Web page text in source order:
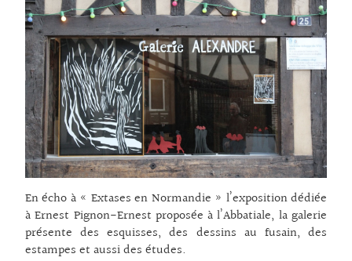
En écho à « Extases en Normandie » l’exposition dédiée
à Ernest Pignon-Ernest proposée à l’Abbatiale, la galerie
présente des esquisses, des dessins au fusain, des
estampes et aussi des études.